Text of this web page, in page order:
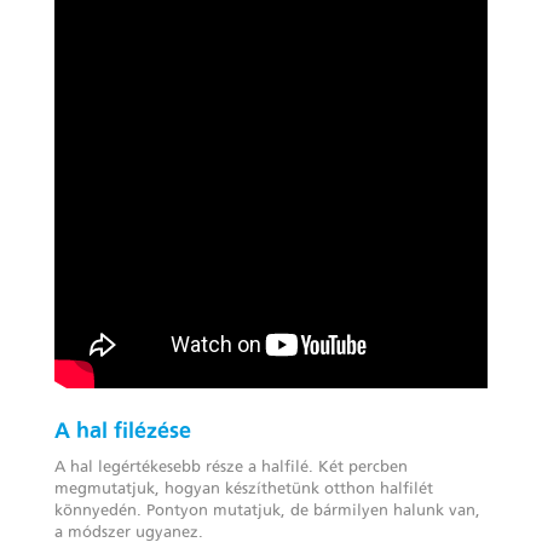
A hal filézése
A hal legértékesebb része a halfilé. Két percben
megmutatjuk, hogyan készíthetünk otthon halfilét
könnyedén. Pontyon mutatjuk, de bármilyen halunk van,
a módszer ugyanez.